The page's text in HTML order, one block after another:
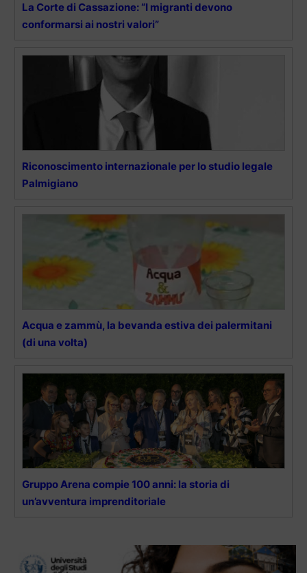
La Corte di Cassazione: “I migranti devono
conformarsi ai nostri valori”
Riconoscimento internazionale per lo studio legale
Palmigiano
Acqua e zammù, la bevanda estiva dei palermitani
(di una volta)
Gruppo Arena compie 100 anni: la storia di
un’avventura imprenditoriale